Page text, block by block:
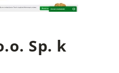
Sp. k